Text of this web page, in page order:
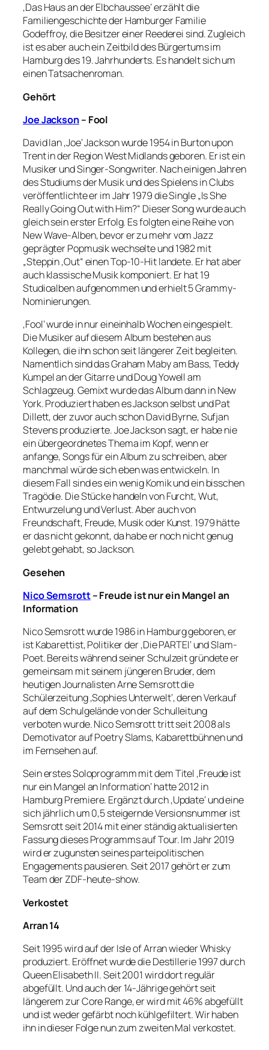
‚Das Haus an der Elbchaussee‘ erzählt die
Familiengeschichte der Hamburger Familie
Godeffroy, die Besitzer einer Reederei sind. Zugleich
ist es aber auch ein Zeitbild des Bürgertums im
Hamburg des 19. Jahrhunderts. Es handelt sich um
einen Tatsachenroman.
Gehört
Joe Jackson– Fool
David Ian ‚Joe‘ Jackson wurde 1954 in Burton upon
Trent in der Region West Midlands geboren. Er ist ein
Musiker und Singer-Songwriter. Nach einigen Jahren
des Studiums der Musik und des Spielens in Clubs
veröffentlichte er im Jahr 1979 die Single „Is She
Really Going Out with Him?“ Dieser Song wurde auch
gleich sein erster Erfolg. Es folgten eine Reihe von
New Wave-Alben, bevor er zu mehr vom Jazz
geprägter Popmusik wechselte und 1982 mit
„Steppin ‚Out“ einen Top-10-Hit landete. Er hat aber
auch klassische Musik komponiert. Er hat 19
Studioalben aufgenommen und erhielt 5 Grammy-
Nominierungen.
‚Fool‘ wurde in nur eineinhalb Wochen eingespielt.
Die Musiker auf diesem Album bestehen aus
Kollegen, die ihn schon seit längerer Zeit begleiten.
Namentlich sind das Graham Maby am Bass, Teddy
Kumpel an der Gitarre und Doug Yowell am
Schlagzeug. Gemixt wurde das Album dann in New
York. Produziert haben es Jackson selbst und Pat
Dillett, der zuvor auch schon David Byrne, Sufjan
Stevens produzierte. Joe Jackson sagt, er habe nie
ein übergeordnetes Thema im Kopf, wenn er
anfange, Songs für ein Album zu schreiben, aber
manchmal würde sich eben was entwickeln. In
diesem Fall sind es ein wenig Komik und ein bisschen
Tragödie. Die Stücke handeln von Furcht, Wut,
Entwurzelung und Verlust. Aber auch von
Freundschaft, Freude, Musik oder Kunst. 1979 hätte
er das nicht gekonnt, da habe er noch nicht genug
gelebt gehabt, so Jackson.
Gesehen
Nico Semsrott– Freude ist nur ein Mangel an
Information
Nico Semsrott wurde 1986 in Hamburg geboren, er
ist Kabarettist, Politiker der ‚Die PARTEI‘ und Slam-
Poet. Bereits während seiner Schulzeit gründete er
gemeinsam mit seinem jüngeren Bruder, dem
heutigen Journalisten Arne Semsrott die
Schülerzeitung ‚Sophies Unterwelt‘, deren Verkauf
auf dem Schulgelände von der Schulleitung
verboten wurde. Nico Semsrott tritt seit 2008 als
Demotivator auf Poetry Slams, Kabarettbühnen und
im Fernsehen auf.
Sein erstes Soloprogramm mit dem Titel ‚Freude ist
nur ein Mangel an Information‘ hatte 2012 in
Hamburg Premiere. Ergänzt durch ‚Update‘ und eine
sich jährlich um 0,5 steigernde Versionsnummer ist
Semsrott seit 2014 mit einer ständig aktualisierten
Fassung dieses Programms auf Tour. Im Jahr 2019
wird er zugunsten seines parteipolitischen
Engagements pausieren. Seit 2017 gehört er zum
Team der ZDF-heute-show.
Verkostet
Arran 14
Seit 1995 wird auf der Isle of Arran wieder Whisky
produziert. Eröffnet wurde die Destillerie 1997 durch
Queen Elisabeth II. Seit 2001 wird dort regulär
abgefüllt. Und auch der 14-Jährige gehört seit
längerem zur Core Range, er wird mit 46% abgefüllt
und ist weder gefärbt noch kühlgefiltert. Wir haben
ihn in dieser Folge nun zum zweiten Mal verkostet.